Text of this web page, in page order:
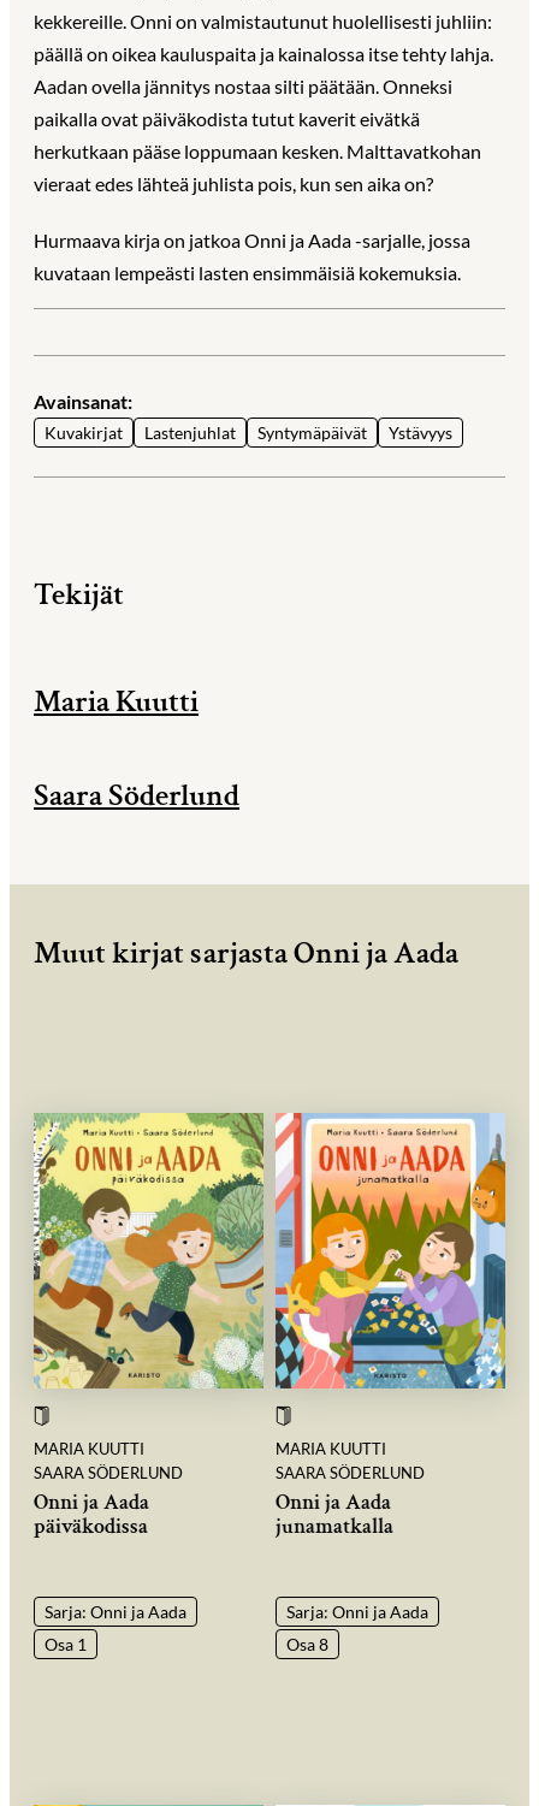
kekkereille. Onni on valmistautunut huolellisesti juhliin:
päällä on oikea kauluspaita ja kainalossa itse tehty lahja.
Aadan ovella jännitys nostaa silti päätään. Onneksi
paikalla ovat päiväkodista tutut kaverit eivätkä
herkutkaan pääse loppumaan kesken. Malttavatkohan
vieraat edes lähteä juhlista pois, kun sen aika on?
Hurmaava kirja on jatkoa Onni ja Aada -sarjalle, jossa
kuvataan lempeästi lasten ensimmäisiä kokemuksia.
Avainsanat:
Kuvakirjat Lastenjuhlat Syntymäpäivät Ystävyys
Tekijät
Maria Kuutti
Saara Söderlund
Muut kirjat sarjasta Onni ja Aada
MARIA KUUTTI
SAARA SÖDERLUND
Onni ja Aada
päiväkodissa
Sarja: Onni ja Aada
Osa 1
MARIA KUUTTI
SAARA SÖDERLUND
Onni ja Aada
junamatkalla
Sarja: Onni ja Aada
Osa 8